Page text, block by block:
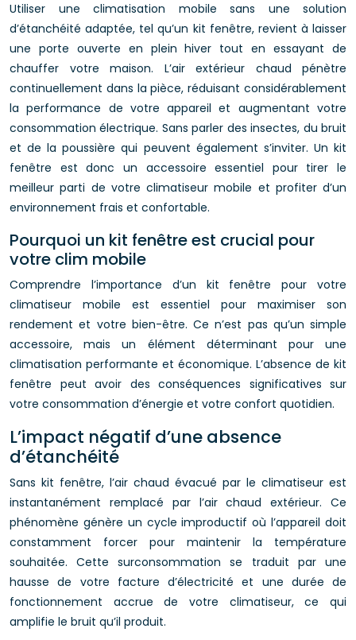
Utiliser une climatisation mobile sans une solution
d’étanchéité adaptée, tel qu’un kit fenêtre, revient à laisser
une porte ouverte en plein hiver tout en essayant de
chauffer votre maison. L’air extérieur chaud pénètre
continuellement dans la pièce, réduisant considérablement
la performance de votre appareil et augmentant votre
consommation électrique. Sans parler des insectes, du bruit
et de la poussière qui peuvent également s’inviter. Un kit
fenêtre est donc un accessoire essentiel pour tirer le
meilleur parti de votre climatiseur mobile et profiter d’un
environnement frais et confortable.
Pourquoi un kit fenêtre est crucial pour
votre clim mobile
Comprendre l’importance d’un kit fenêtre pour votre
climatiseur mobile est essentiel pour maximiser son
rendement et votre bien-être. Ce n’est pas qu’un simple
accessoire, mais un élément déterminant pour une
climatisation performante et économique. L’absence de kit
fenêtre peut avoir des conséquences significatives sur
votre consommation d’énergie et votre confort quotidien.
L’impact négatif d’une absence
d’étanchéité
Sans kit fenêtre, l’air chaud évacué par le climatiseur est
instantanément remplacé par l’air chaud extérieur. Ce
phénomène génère un cycle improductif où l’appareil doit
constamment forcer pour maintenir la température
souhaitée. Cette surconsommation se traduit par une
hausse de votre facture d’électricité et une durée de
fonctionnement accrue de votre climatiseur, ce qui
amplifie le bruit qu’il produit.